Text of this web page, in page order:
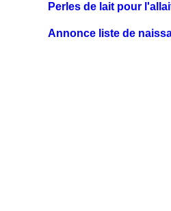
Perles de lait pour
Annonce liste de